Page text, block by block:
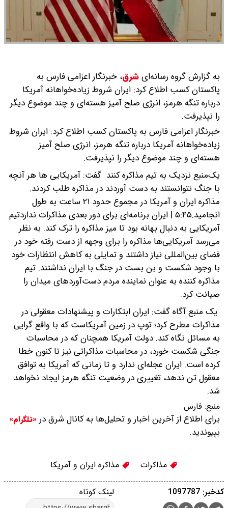
به گزارش گروه رسانه‌ایشرق، خبرنگار اعزامی فارس به
پاکستان کسب اطلاع کرد: ایران شروط زیاده‌خواهانه آمریکا
درباره تنگه هرمز، انرژی صلح آمیز هسته‌ای و چند موضوع دیگر
را نپذیرفت.
خبرنگار اعزامی فارس به پاکستان کسب اطلاع کرد: ایران شروط
زیاده‌خواهانه آمریکا درباره تنگه هرمز، انرژی صلح آمیز
هسته‌ای و چند موضوع دیگر را نپذیرفت.
یک‌منبع نزدیک به تیم مذاکره کنند گفت: آمریکایی ها هر آنچه
با جنگ نتوانستند به دست آوردند در مذاکره طلب کردند.
مذاکره ایران و آمریکا در مجموع حدود ۲۱ ساعت به طول
انجامید.۵:۴۵ | ایران برنامه‌ای برای دور بعدی مذاکرات نداردتیم
آمریکایی به دنبال بهانه بود تا میز مذاکره را ترک کند. به نظر
می‌رسد آمریکایی‌ها مذاکره را برای وجهه از دست رفته خود در
فضای بین‌المللی نیاز داشتند و تمایلی به کاهش انتظارات خود
با وجود شکست‌ و بن بست‌ در جنگ با ایران نداشتند. تیم
مذاکره کننده به عنوان نماینده‌ مردم دست‌آوردهای میدان را
صیانت کرد.
یک منبع آگاه گفت: ایران ابتکارات و پیشنهادات معقولی در
مذاکرات مطرح کرد؛ توپ در زمین آمریکاست که با واقع گرایی
به مسائل نگاه کند. دولت آمریکا همچنان که در محاسبات
جنگی شکست خورد، در محاسبات مذاکراتی نیز تا کنون خطا
کرده است. ایران عجله‌ای ندارد و تا زمانی که آمریکا به توافق
معقول تن ندهد، تغییری در‌ وضعیت تنگه هرمز ایجاد نخواهد
شد.
منبع: فارس
برای اطلاع از آخرین اخبار و تحلیل‌ها به کانال شرق در «تلگرام»
بپیوندید.
مذاکرات مذاکره ایران و آمریکا
لینک کوتاه کدخبر: 1097787